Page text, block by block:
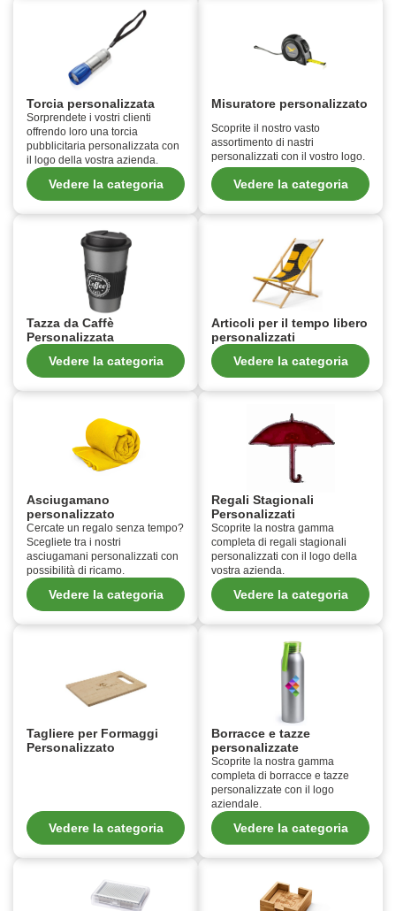
Torcia personalizzata
Sorprendete i vostri clienti
offrendo loro una torcia
pubblicitaria personalizzata con
il logo della vostra azienda.
Vedere la categoria
Misuratore personalizzato
Scoprite il nostro vasto
assortimento di nastri
personalizzati con il vostro logo.
Vedere la categoria
Tazza da Caffè
Personalizzata
Vedere la categoria
Articoli per il tempo libero
personalizzati
Vedere la categoria
Asciugamano
personalizzato
Cercate un regalo senza tempo?
Scegliete tra i nostri
asciugamani personalizzati con
possibilità di ricamo.
Vedere la categoria
Regali Stagionali
Personalizzati
Scoprite la nostra gamma
completa di regali stagionali
personalizzati con il logo della
vostra azienda.
Vedere la categoria
Tagliere per Formaggi
Personalizzato
Vedere la categoria
Borracce e tazze
personalizzate
Scoprite la nostra gamma
completa di borracce e tazze
personalizzate con il logo
aziendale.
Vedere la categoria